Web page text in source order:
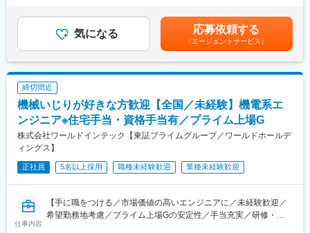
的なリモートシステムを採用した会議室等 ※工場や社員寮などの
デザインにも注力し、数々の建築賞や照明普及賞なども受賞して
います。
社員への賞与還元：賞与支給ランキング(日経新聞社)…2022年夏7
位 → 2022年冬6位 → 2023年夏5位
変更の範囲：会社の定める業務
エンジニアになるために、工場での業務を行って頂きます。現場
がどのような業務をしているのかを実際に知っていただくこと
で、将来的にエンジニアになった際に視野・スキルが広がりま
す。
（3）キャリア研修(エンジニア研修1か月)：
まずはCADの使用方法など、適性や希望、現場でのご経験に併せ
て受講いただきます。
（4）エンジニア職としての勤務スタート(CADオペレーターや機
械制御・試験測定など)
■過去入社者
多くの未経験の方がエンジニアとして活躍しています！飲食店・
講師・クリーニング会社・海上自衛隊・食品工場での調理経験・
■充実したフォロー体制※当社の強みはココ！
級：月1万5000円◎機械設計技術者／2級：月5000円、1級：月1
万円など賃金はあくまでも目安の金額であり、選考を通じて上下
する可能性があります。月給(月額)は固定手当を含めた表記です。
気になる 応募依頼する
（エージェントサービス）
締切間近
機械いじりが好きな方歓迎【全国／未経験】機電系エ
ンジニア※住宅手当・資格手当有／プライム上場G
株式会社ワールドインテック【東証プライムグループ／ワールドホールデ
ィングス】
正社員 5名以上採用 職種未経験歓迎 業種未経験歓迎
仕事内容
【手に職をつける／市場価値の高いエンジニアに／未経験歓迎／
希望勤務地考慮／プライム上場Gの安定性／手当充実／研修・フ